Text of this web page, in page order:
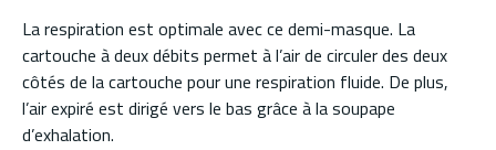
La respiration est optimale avec ce demi-masque. La
cartouche à deux débits permet à l’air de circuler des deux
côtés de la cartouche pour une respiration fluide. De plus,
l’air expiré est dirigé vers le bas grâce à la soupape
d’exhalation.